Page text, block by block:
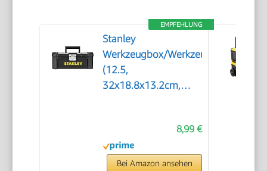
EMPFEHLUNG
Stanley
Werkzeugbox/Werkzeugkoffer
(12.5,
32x18.8x13.2cm,
Kleinteile und
Zubehör,
8,99 €
Bei Amazon ansehen